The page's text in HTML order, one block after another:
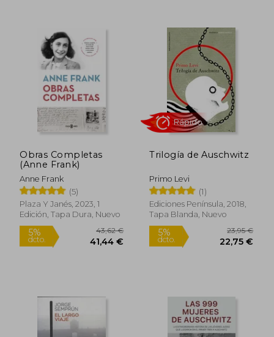
5%
dcto. 18,73 €
Obras Completas
(Anne Frank)
Anne Frank
(5)
Plaza Y Janés, 2023, 1
Edición, Tapa Dura, Nuevo
Trilogía de Auschwitz
Primo Levi
(1)
Ediciones Península, 2018,
Tapa Blanda, Nuevo